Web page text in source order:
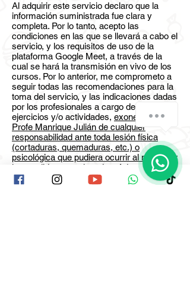
Al adquirir este servicio declaro que la
información suministrada fue clara y
completa. Por lo tanto, acepto las
condiciones en las que se llevará a cabo el
servicio, y los requisitos de uso de la
plataforma Google Meet, a través de la
cual se hará la transmisión en vivo de los
cursos. Por lo anterior, me comprometo a
seguir todas las recomendaciones para la
toma del servicio, y las indicaciones dadas
por los profesionales a cargo de los
ejercicios y/o actividades, exonerando a
Profe Manrique Julián de cualquier
responsabilidad ante toda lesión física
(cortaduras, quemaduras, etc.) o
psicológica que pudiera ocurrir al no acatar
las medidas mencionadas. Además, ten
presente que no se realizará reposición ni
dinero de las sesiones bajo ninguna
¿Cómo podemos ayudarte?
1